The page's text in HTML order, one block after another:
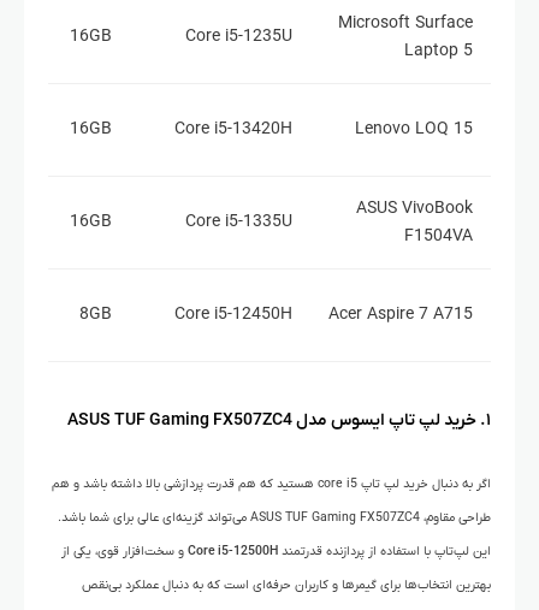
Microsoft Surface
Laptop 5
Core i5-1235U
16GB
Lenovo LOQ 15
Core i5-13420H
16GB
ASUS VivoBook
F1504VA
Core i5-1335U
16GB
Acer Aspire 7 A715
Core i5-12450H
8GB
۱. خرید لپ تاپ ایسوس مدل ASUS TUF Gaming FX507ZC4
اگر به دنبال خرید لپ تاپ core i5 هستید که هم قدرت پردازشی بالا داشته باشد و هم
طراحی مقاوم، ASUS TUF Gaming FX507ZC4 می‌تواند گزینه‌ای عالی برای شما باشد.
این لپ‌تاپ با استفاده از پردازنده قدرتمند Core i5-12500H و سخت‌افزار قوی، یکی از
بهترین انتخاب‌ها برای گیمرها و کاربران حرفه‌ای است که به دنبال عملکرد بی‌نقص